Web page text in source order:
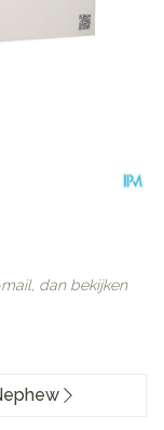
dan bekijken